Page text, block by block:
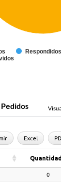
Respondidos
Excel
0